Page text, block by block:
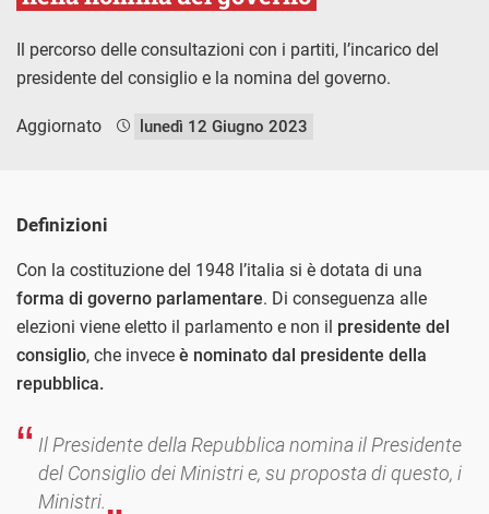
Il percorso delle consultazioni con i partiti, l’incarico del
presidente del consiglio e la nomina del governo.
Aggiornato lunedì 12 Giugno 2023
Definizioni
Con la costituzione del 1948 l’italia si è dotata di una
forma di governo parlamentare. Di conseguenza alle
elezioni viene eletto il parlamento e non il presidente del
consiglio, che invece è nominato dal presidente della
repubblica.
Il Presidente della Repubblica nomina il Presidente
del Consiglio dei Ministri e, su proposta di questo, i
Ministri.